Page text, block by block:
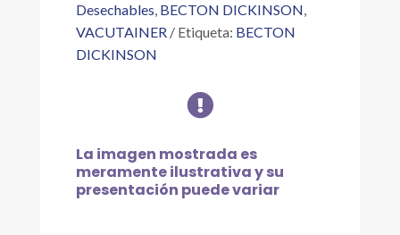
1.5MMX2.0MM
cantidad
Desechables, BECTON DICKINSON,
VACUTAINER
Etiqueta: BECTON
DICKINSON

La imagen mostrada es
meramente ilustrativa y su
presentación puede variar